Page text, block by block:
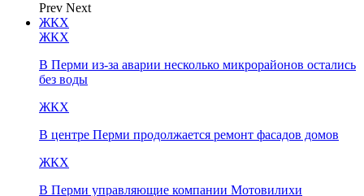
Prev Next
ЖКХ
ЖКХ
В Перми из-за аварии несколько микрорайонов остались
без воды
ЖКХ
В центре Перми продолжается ремонт фасадов домов
ЖКХ
В Перми управляющие компании Мотовилихи